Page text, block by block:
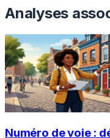
Analyses
Numéro de voie :